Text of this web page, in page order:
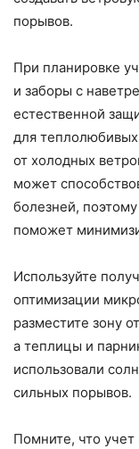
порывов.
При планировке
и заборы с
естественной
для теплолюбивых
от холодных
может
болезней,
поможет
Используйте
оптимизации
разместите зону
а теплицы и
использовали
сильных порывов.
Помните, что